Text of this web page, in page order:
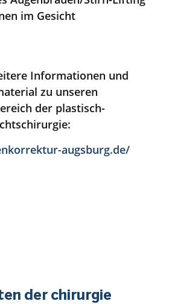
im Gesicht
Informationen und
zu unseren
der plastisch-
augsburg.de/
der Chirurgie